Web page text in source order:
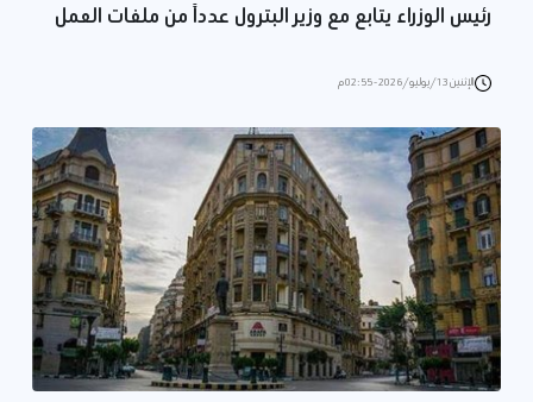
رئيس الوزراء يتابع مع وزير البترول عدداً من ملفات العمل
الإثنين 13/يوليو/2026 - 02:55 م